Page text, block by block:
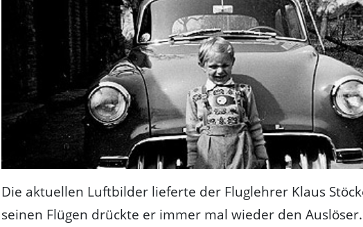
Die aktuellen Luftbilder lieferte der Fluglehrer Klaus
seinen Flügen drückte er immer mal wieder den